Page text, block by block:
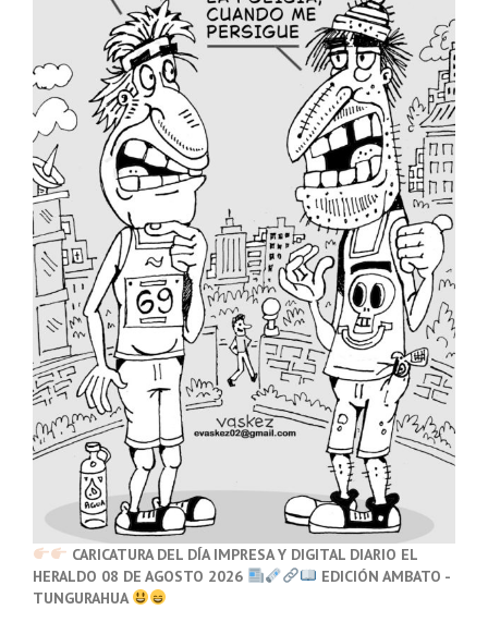
CARICATURA DEL DÍA IMPRESA Y DIGITAL DIARIO EL
HERALDO 08 DE AGOSTO 2026
EDICIÓN AMBATO -
TUNGURAHUA